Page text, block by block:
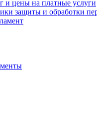
и цены на платные услуги
защиты и обработки